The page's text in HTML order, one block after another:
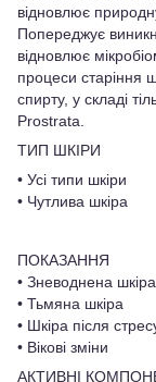
відновлює
Попереджує
відновлює
процеси старіння
спирту, у складі
Prostrata.
ТИП ШКІРИ
• Усі типи шкіри
• Чутлива шкіра
ПОКАЗАННЯ
• Зневоднена шкіра
• Тьмяна шкіра
• Шкіра після
• Вікові зміни
АКТИВНІ